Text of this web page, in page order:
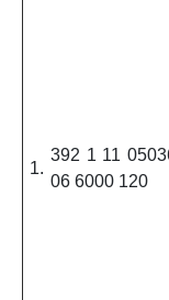
1.
392 1 11
06 6000 120